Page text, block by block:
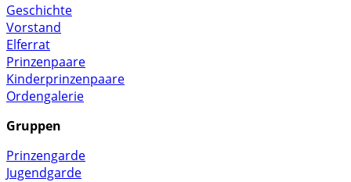
Geschichte
Vorstand
Elferrat
Prinzenpaare
Kinderprinzenpaare
Ordengalerie
Gruppen
Prinzengarde
Jugendgarde